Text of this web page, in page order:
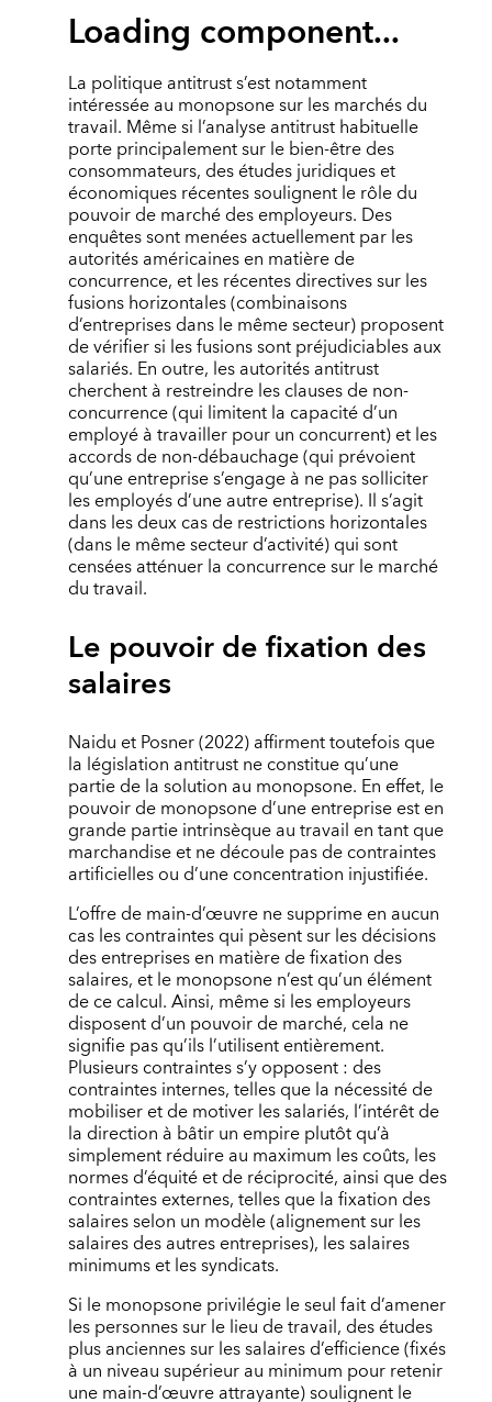
Loading component...
La politique antitrust s’est notamment
intéressée au monopsone sur les marchés du
travail. Même si l’analyse antitrust habituelle
porte principalement sur le bien-être des
consommateurs, des études juridiques et
économiques récentes soulignent le rôle du
pouvoir de marché des employeurs. Des
enquêtes sont menées actuellement par les
autorités américaines en matière de
concurrence, et les récentes directives sur les
fusions horizontales (combinaisons
d’entreprises dans le même secteur) proposent
de vérifier si les fusions sont préjudiciables aux
salariés. En outre, les autorités antitrust
cherchent à restreindre les clauses de non-
concurrence (qui limitent la capacité d’un
employé à travailler pour un concurrent) et les
accords de non-débauchage (qui prévoient
qu’une entreprise s’engage à ne pas solliciter
les employés d’une autre entreprise). Il s’agit
dans les deux cas de restrictions horizontales
(dans le même secteur d’activité) qui sont
censées atténuer la concurrence sur le marché
du travail.
Le pouvoir de fixation des
salaires
Naidu et Posner (2022) affirment toutefois que
la législation antitrust ne constitue qu’une
partie de la solution au monopsone. En effet, le
pouvoir de monopsone d’une entreprise est en
grande partie intrinsèque au travail en tant que
marchandise et ne découle pas de contraintes
artificielles ou d’une concentration injustifiée.
L’offre de main-d’œuvre ne supprime en aucun
cas les contraintes qui pèsent sur les décisions
des entreprises en matière de fixation des
salaires, et le monopsone n’est qu’un élément
de ce calcul. Ainsi, même si les employeurs
disposent d’un pouvoir de marché, cela ne
signifie pas qu’ils l’utilisent entièrement.
Plusieurs contraintes s’y opposent : des
contraintes internes, telles que la nécessité de
mobiliser et de motiver les salariés, l’intérêt de
la direction à bâtir un empire plutôt qu’à
simplement réduire au maximum les coûts, les
normes d’équité et de réciprocité, ainsi que des
contraintes externes, telles que la fixation des
salaires selon un modèle (alignement sur les
salaires des autres entreprises), les salaires
minimums et les syndicats.
Si le monopsone privilégie le seul fait d’amener
les personnes sur le lieu de travail, des études
plus anciennes sur les salaires d’efficience (fixés
à un niveau supérieur au minimum pour retenir
une main-d’œuvre attrayante) soulignent le